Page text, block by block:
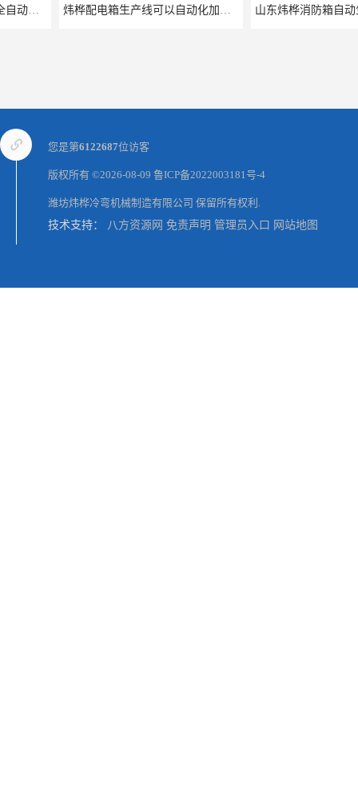
炜桦配电箱生产线可以自动化加工配电箱箱体 山东炜桦消防箱
消防箱生产设备,消防箱成型设备,消防箱设备
您是第6122687位访客
版权所有 ©2026-08-09 鲁ICP备2022003181号-4
潍坊炜桦冷弯机械制造有限公司 保留所有权利.
技术支持： 八方资源网 免责声明 管理员入口 网站地图